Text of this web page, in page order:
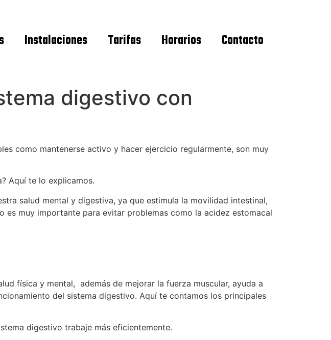
Instalaciones Tarifas Horarios Contacto
digestivo con
como mantenerse activo y hacer ejercicio regularmente, son muy
Aquí te lo explicamos.
salud mental y digestiva, ya que estimula la movilidad intestinal,
muy importante para evitar problemas como la acidez estomacal
física y mental, además de mejorar la fuerza muscular, ayuda a
del sistema digestivo. Aquí te contamos los principales
digestivo trabaje más eficientemente.